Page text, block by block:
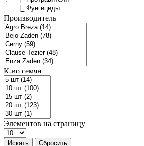
Производитель
К-во семян
Элементов на страницу